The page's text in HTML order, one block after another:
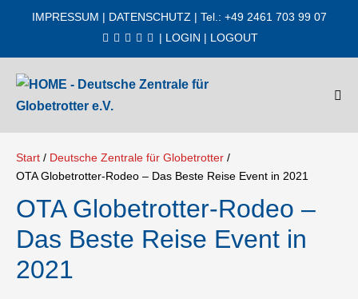
IMPRESSUM | DATENSCHUTZ | Tel.: +49 2461 703 99 07
| LOGIN | LOGOUT
Start / Deutsche Zentrale für Globetrotter /
OTA Globetrotter-Rodeo – Das Beste Reise Event in 2021
OTA Globetrotter-Rodeo –
Das Beste Reise Event in
2021